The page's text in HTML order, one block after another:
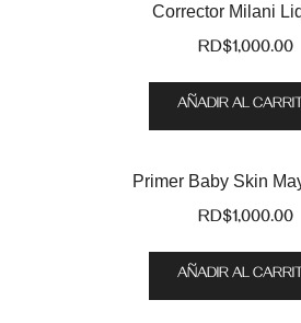
Corrector Milani
RD$1,000.00
AÑADIR AL
Primer Baby Skin
RD$1,000.00
AÑADIR AL